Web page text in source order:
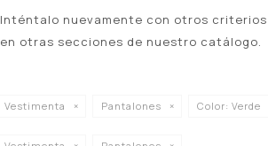
Inténtalo nuevamente con otros
en otras secciones de nuestro catálogo.
Vestimenta Pantalones Color: Verde